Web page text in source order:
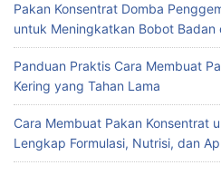
Pakan Konsentrat Domba
untuk Meningkatkan Bobot Badan
Panduan Praktis Cara Membuat
Kering yang Tahan Lama
Cara Membuat Pakan Konsentrat
Lengkap Formulasi, Nutrisi, dan